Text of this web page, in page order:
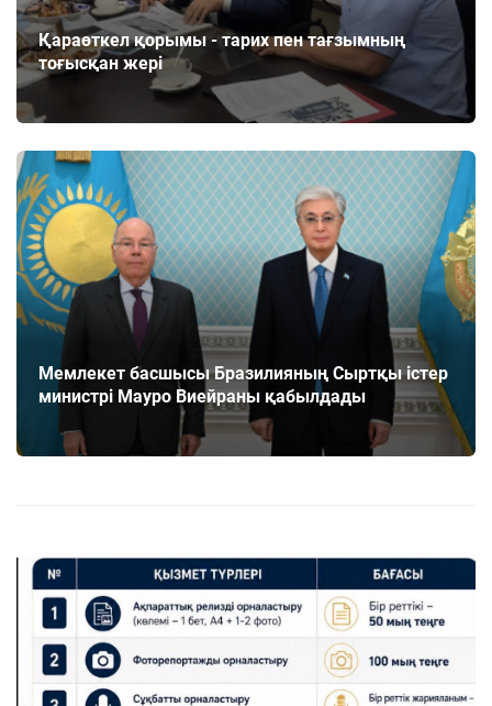
Қараөткел қорымы - тарих пен тағзымның
тоғысқан жері
Мемлекет басшысы Бразилияның Сыртқы істер
министрі Мауро Виейраны қабылдады